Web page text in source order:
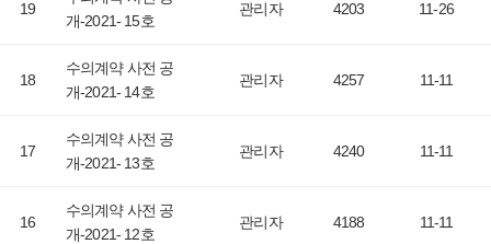
19
개-2021- 15호
관리자 4203 11-26
18
수의계약 사전 공
개-2021- 14호
관리자 4257 11-11
17
수의계약 사전 공
개-2021- 13호
관리자 4240 11-11
16
수의계약 사전 공
개-2021- 12호
관리자 4188 11-11